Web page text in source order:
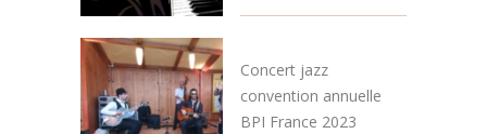
Concert jazz
convention annuelle
BPI France 2023